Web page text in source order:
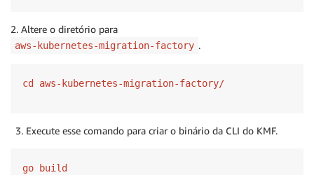
2. Altere o diretório para
aws-kubernetes-migration-factory .
cd aws-kubernetes-migration-factory/
Execute esse comando para criar o binário da CLI do KMF.
go build